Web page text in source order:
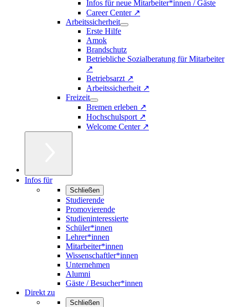
Infos für neue Mitarbeiter*innen / Gäste
Career Center ↗
Arbeitssicherheit
Erste Hilfe
Amok
Brandschutz
Betriebliche Sozialberatung für Mitarbeiter
↗
Betriebsarzt ↗
Arbeitssicherheit ↗
Freizeit
Bremen erleben ↗
Hochschulsport ↗
Welcome Center ↗
Infos für
Schließen
Studierende
Promovierende
Studieninteressierte
Schüler*innen
Lehrer*innen
Mitarbeiter*innen
Wissenschaftler*innen
Unternehmen
Alumni
Gäste / Besucher*innen
Direkt zu
Schließen